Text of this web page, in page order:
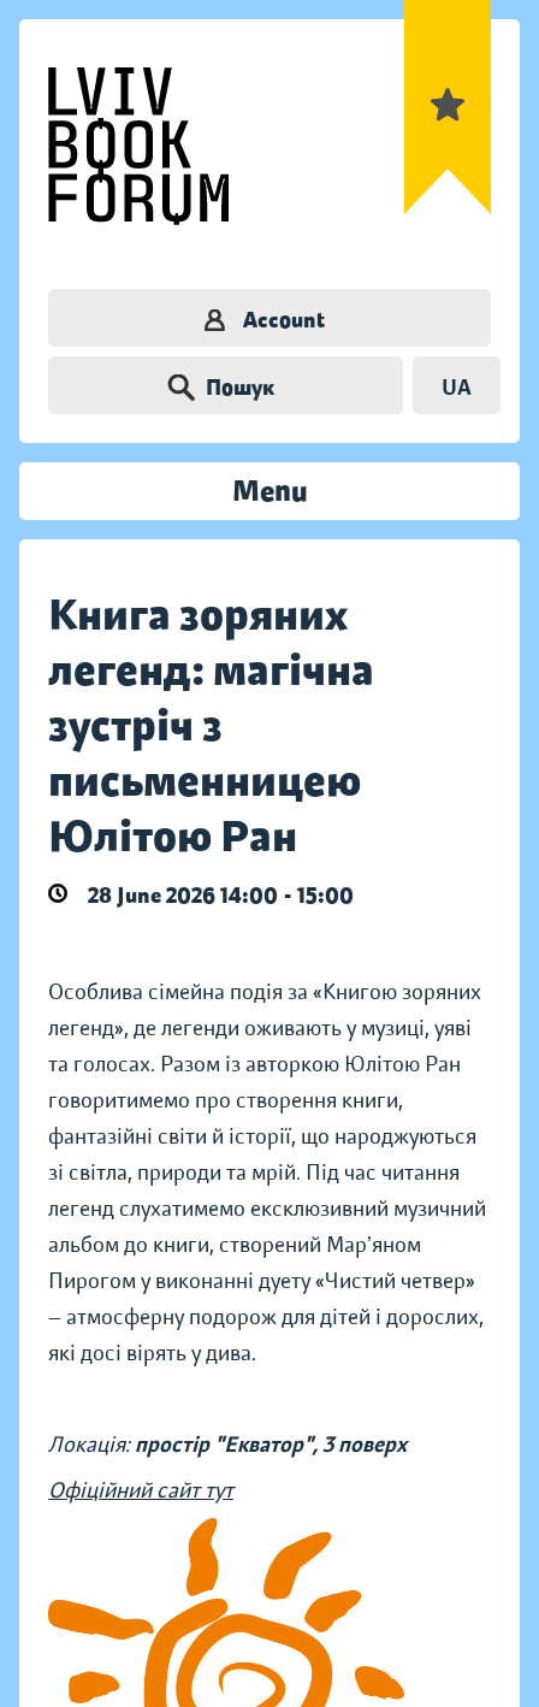
Account
Пошук UA
Menu
Книга зоряних
легенд: магічна
зустріч з
письменницею
Юлітою Ран
28 June 2026 14:00 - 15:00
Особлива сімейна подія за «Книгою зоряних
легенд», де легенди оживають у музиці, уяві
та голосах. Разом із авторкою Юлітою Ран
говоритимемо про створення книги,
фантазійні світи й історії, що народжуються
зі світла, природи та мрій. Під час читання
легенд слухатимемо ексклюзивний музичний
альбом до книги, створений Марʼяном
Пирогом у виконанні дуету «Чистий четвер»
— атмосферну подорож для дітей і дорослих,
які досі вірять у дива.
Локація:простір "Екватор", 3 поверх
Офіційний сайт тут